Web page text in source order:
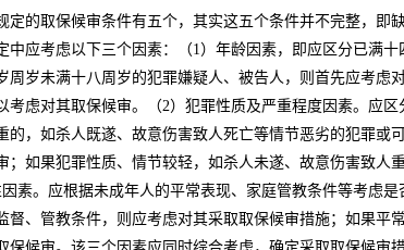
定的取保候审条件有五个，其实这五个条件并不完整，即
中应考虑以下三个因素：（1）年龄因素，即应区分已满
周岁未满十八周岁的犯罪嫌疑人、被告人，则首先应考虑
考虑对其取保候审。（2）犯罪性质及严重程度因素。应
的，如杀人既遂、故意伤害致人死亡等情节恶劣的犯罪或
；如果犯罪性质、情节较轻，如杀人未遂、故意伤害致人
素。应根据未成年人的平常表现、家庭管教条件等考虑
、管教条件，则应考虑对其采取取保候审措施；如果平